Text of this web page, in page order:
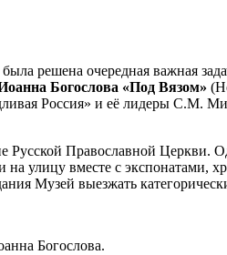
решена очередная важная
Богослова «Под Вязом»
Россия» и её лидеры С.М.
Русской Православной Церкви.
улицу вместе с экспонатами,
Музей выезжать
Богослова.